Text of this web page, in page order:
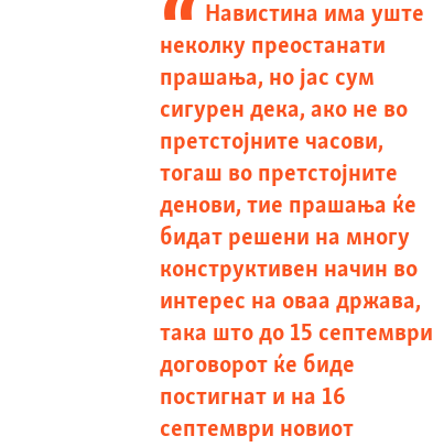
Навистина има уште
неколку преостанати
прашања, но јас сум
сигурен дека, ако не во
претстојните часови,
тогаш во претстојните
денови, тие прашања ќе
бидат решени на многу
конструктивен начин во
интерес на оваа држава,
така што до 15 септември
договорот ќе биде
постигнат и на 16
септември новиот